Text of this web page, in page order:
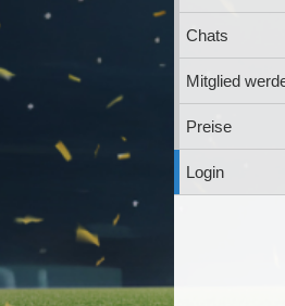
Chats
Mitglied
Preise
Login